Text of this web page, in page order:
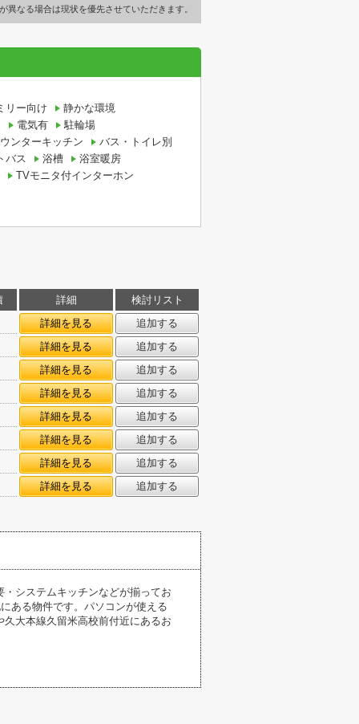
なる場合は現状を優先させていただきます。
リー向け
静かな環境
電気有
駐輪場
ンターキッチン
バス・トイレ別
バス
浴槽
浴室暖房
TVモニタ付インターホン
詳細
検討リスト
詳細を見る
追加する
詳細を見る
追加する
詳細を見る
追加する
詳細を見る
追加する
詳細を見る
追加する
詳細を見る
追加する
詳細を見る
追加する
詳細を見る
追加する
システムキッチンなどが揃ってお
ある物件です。パソコンが使える
大本線久留米高校前付近にあるお